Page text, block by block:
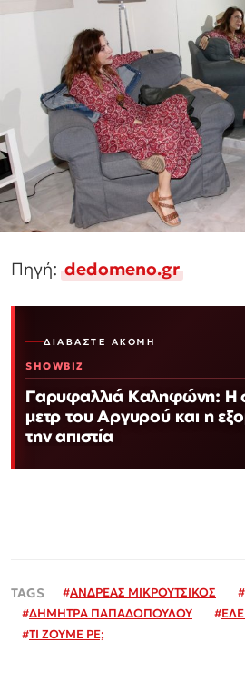
Πηγή:dedomeno.gr
ΔΙΑΒΆΣΤΕ ΑΚΌΜΗ
SHOWBIZ
Γαρυφαλλιά Καληφώνη: Η
μετρ του Αργυρού και η
την απιστία
#ΑΝΔΡΕΑΣ ΜΙΚΡΟΥΤΣΙΚΟΣ #
#ΔΗΜΗΤΡΑ ΠΑΠΑΔΟΠΟΥΛΟΥ #
#ΤΙ ΖΟΥΜΕ ΡΕ;